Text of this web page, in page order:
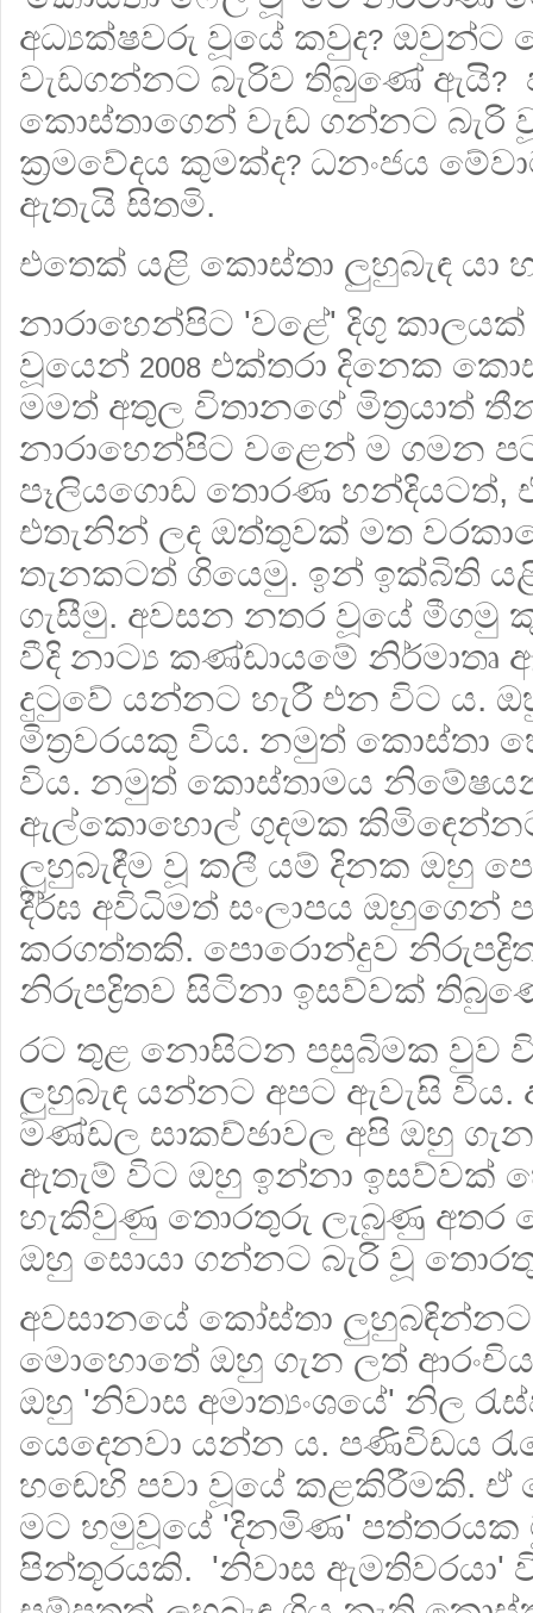
අධ්‍යක්ෂවරු වූයේ කවුද? ඔවුන්ට
වැඩගන්නට බැරිව තිබුණේ ඇයි?
කොස්තාගෙන් වැඩ ගන්නට බැරි
ක්‍රමවේදය කුමක්ද? ධනංජය
ඇතැයි සිතමි.
එතෙක් යළි කොස්තා ලුහුබැඳ යා
නාරාහෙන්පිට 'වළේ' දිගු
වූයෙන් 2008 එක්තරා දිනෙක
මමත් අතුල විතානගේ මිත්‍රයාත්
නාරාහෙන්පිට වළෙන් ම ගමන
පෑලියගොඩ තොරණ හන්දියටත්,
එතැනින් ලද ඔත්තුවක් මත
තැනකටත් ගියෙමු. ඉන් ඉක්බිති
ගැසීමු. අවසන නතර වූයේ මීගමු
වීදි නාට්‍ය කණ්ඩායමේ
දුටුවේ යන්නට හැරී එන විට ය.
මිත්‍රවරයකු විය. නමුත් කොස්තා
විය. නමුත් කොස්තාමය
ඇල්කොහොල් ගුදමක කිමිඳෙන්නට
ලුහුබැඳීම වූ කලී යම් දිනක ඔහු
දීර්ඝ අවිධිමත් සංලාපය ඔහුගෙන්
කරගත්තකි. පොරොන්දුව
නිරුපද්‍රිතව සිටිනා ඉසව්වක්
රට තුළ නොසිටන පසුබිමක වුව
ලුහුබැඳ යන්නට අපට ඇවැසි විය.
මණ්ඩල සාකච්ඡාවල අපි ඔහු
ඇතැම් විට ඔහු ඉන්නා ඉසව්වක්
හැකිවුණු තොරතුරු ලැබුණු අතර
ඔහු සොයා ගන්නට බැරි වූ
අවසානයේ කෝස්තා
මොහොතේ ඔහු ගැන ලත්
ඔහු 'නිවාස අමාත්‍යංශයේ' නිල
යෙදෙනවා යන්න ය. පණිවිඩය
හඬෙහි පවා වූයේ කළකිරීමකි. ඒ
මට හමුවූයේ 'දිනමිණ' පත්තරයක
පින්තූරයකි. 'නිවාස